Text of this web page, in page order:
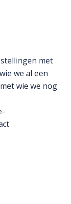
met
we al een
wie we nog